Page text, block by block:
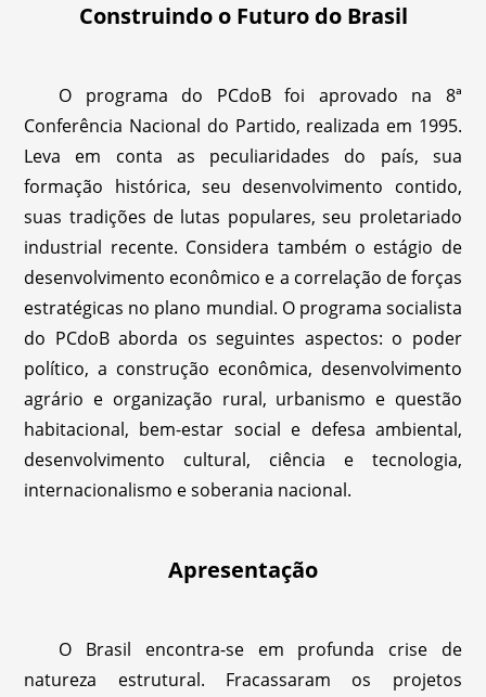
Construindo o Futuro do Brasil
O programa do PCdoB foi aprovado na 8ª
Conferência Nacional do Partido, realizada em 1995.
Leva em conta as peculiaridades do país, sua
formação histórica, seu desenvolvimento contido,
suas tradições de lutas populares, seu proletariado
industrial recente. Considera também o estágio de
desenvolvimento econômico e a correlação de forças
estratégicas no plano mundial. O programa socialista
do PCdoB aborda os seguintes aspectos: o poder
político, a construção econômica, desenvolvimento
agrário e organização rural, urbanismo e questão
habitacional, bem-estar social e defesa ambiental,
desenvolvimento cultural, ciência e tecnologia,
internacionalismo e soberania nacional.
Apresentação
O Brasil encontra-se em profunda crise de
natureza estrutural. Fracassaram os projetos